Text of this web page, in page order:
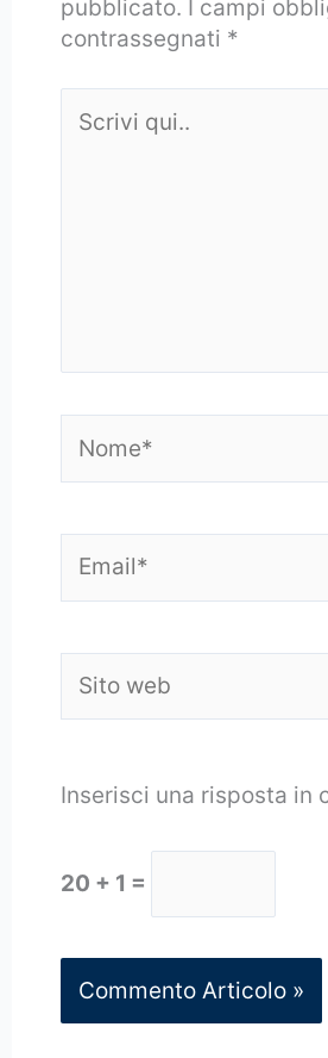
pubblicato. I campi
contrassegnati *
qui..
web
Inserisci una risposta in
20 + 1 =